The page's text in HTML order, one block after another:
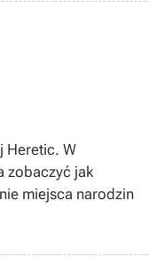
W
zobaczyć jak
miejsca narodzin